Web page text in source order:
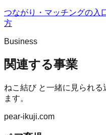
つながり・マッチングの入
方
Business
関連する事業
ねこ結びと一緒に見られる
ます。
pear-ikuji.com